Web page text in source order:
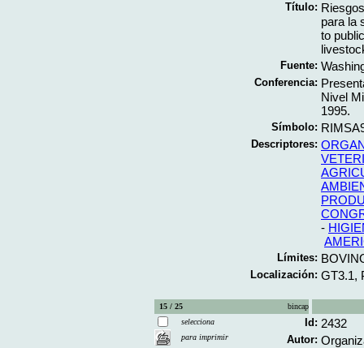
Título:
para la
to
Fuente:
Conferencia:
Nivel
1995.
Símbolo:
Descriptores:
-
Límites:
Localización: GT3.1,
15 / 25
bincap
selecciona
para imprimir
Id: 2432
Autor: